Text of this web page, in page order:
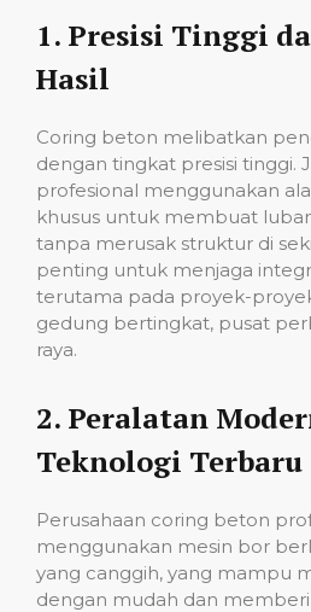
1. Presisi Tinggi
Hasil
Coring beton melibatkan
dengan tingkat presisi tinggi.
profesional menggunakan
khusus untuk membuat
tanpa merusak struktur di
penting untuk menjaga
terutama pada proyek-
gedung bertingkat, pusat
raya.
2. Peralatan
Teknologi Terbaru
Perusahaan coring beton
menggunakan mesin bor
yang canggih, yang mampu
dengan mudah dan